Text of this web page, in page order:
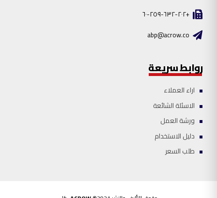
+٢٠٢-٦٣٢-٢٥٩-٦٠
abp@acrow.co
روابط سريعة
اراء العملاء
الاسئلة الشائعة
ورشة العمل
دليل الاستخدام
طلب السعر